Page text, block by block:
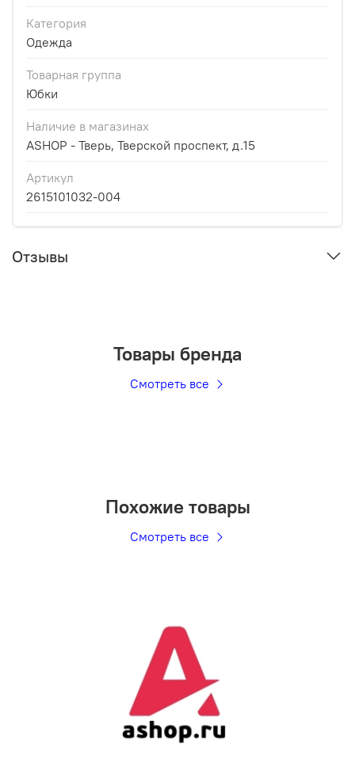
Категория
Одежда
Товарная группа
Юбки
Наличие в магазинах
ASHOP - Тверь, Тверской проспект, д.15
Артикул
2615101032-004
Отзывы
Товары бренда
Смотреть все
Похожие товары
Смотреть все